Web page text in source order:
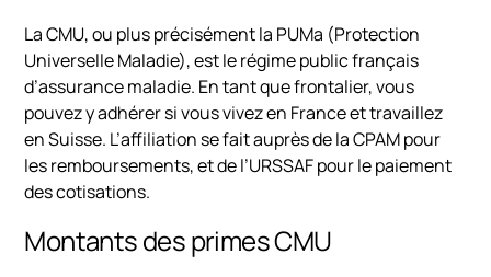
La CMU, ou plus précisément la PUMa (Protection
Universelle Maladie), est le régime public français
d’assurance maladie. En tant que frontalier, vous
pouvez y adhérer si vous vivez en France et travaillez
en Suisse. L’affiliation se fait auprès de la CPAM pour
les remboursements, et de l’URSSAF pour le paiement
des cotisations.
Montants des primes CMU